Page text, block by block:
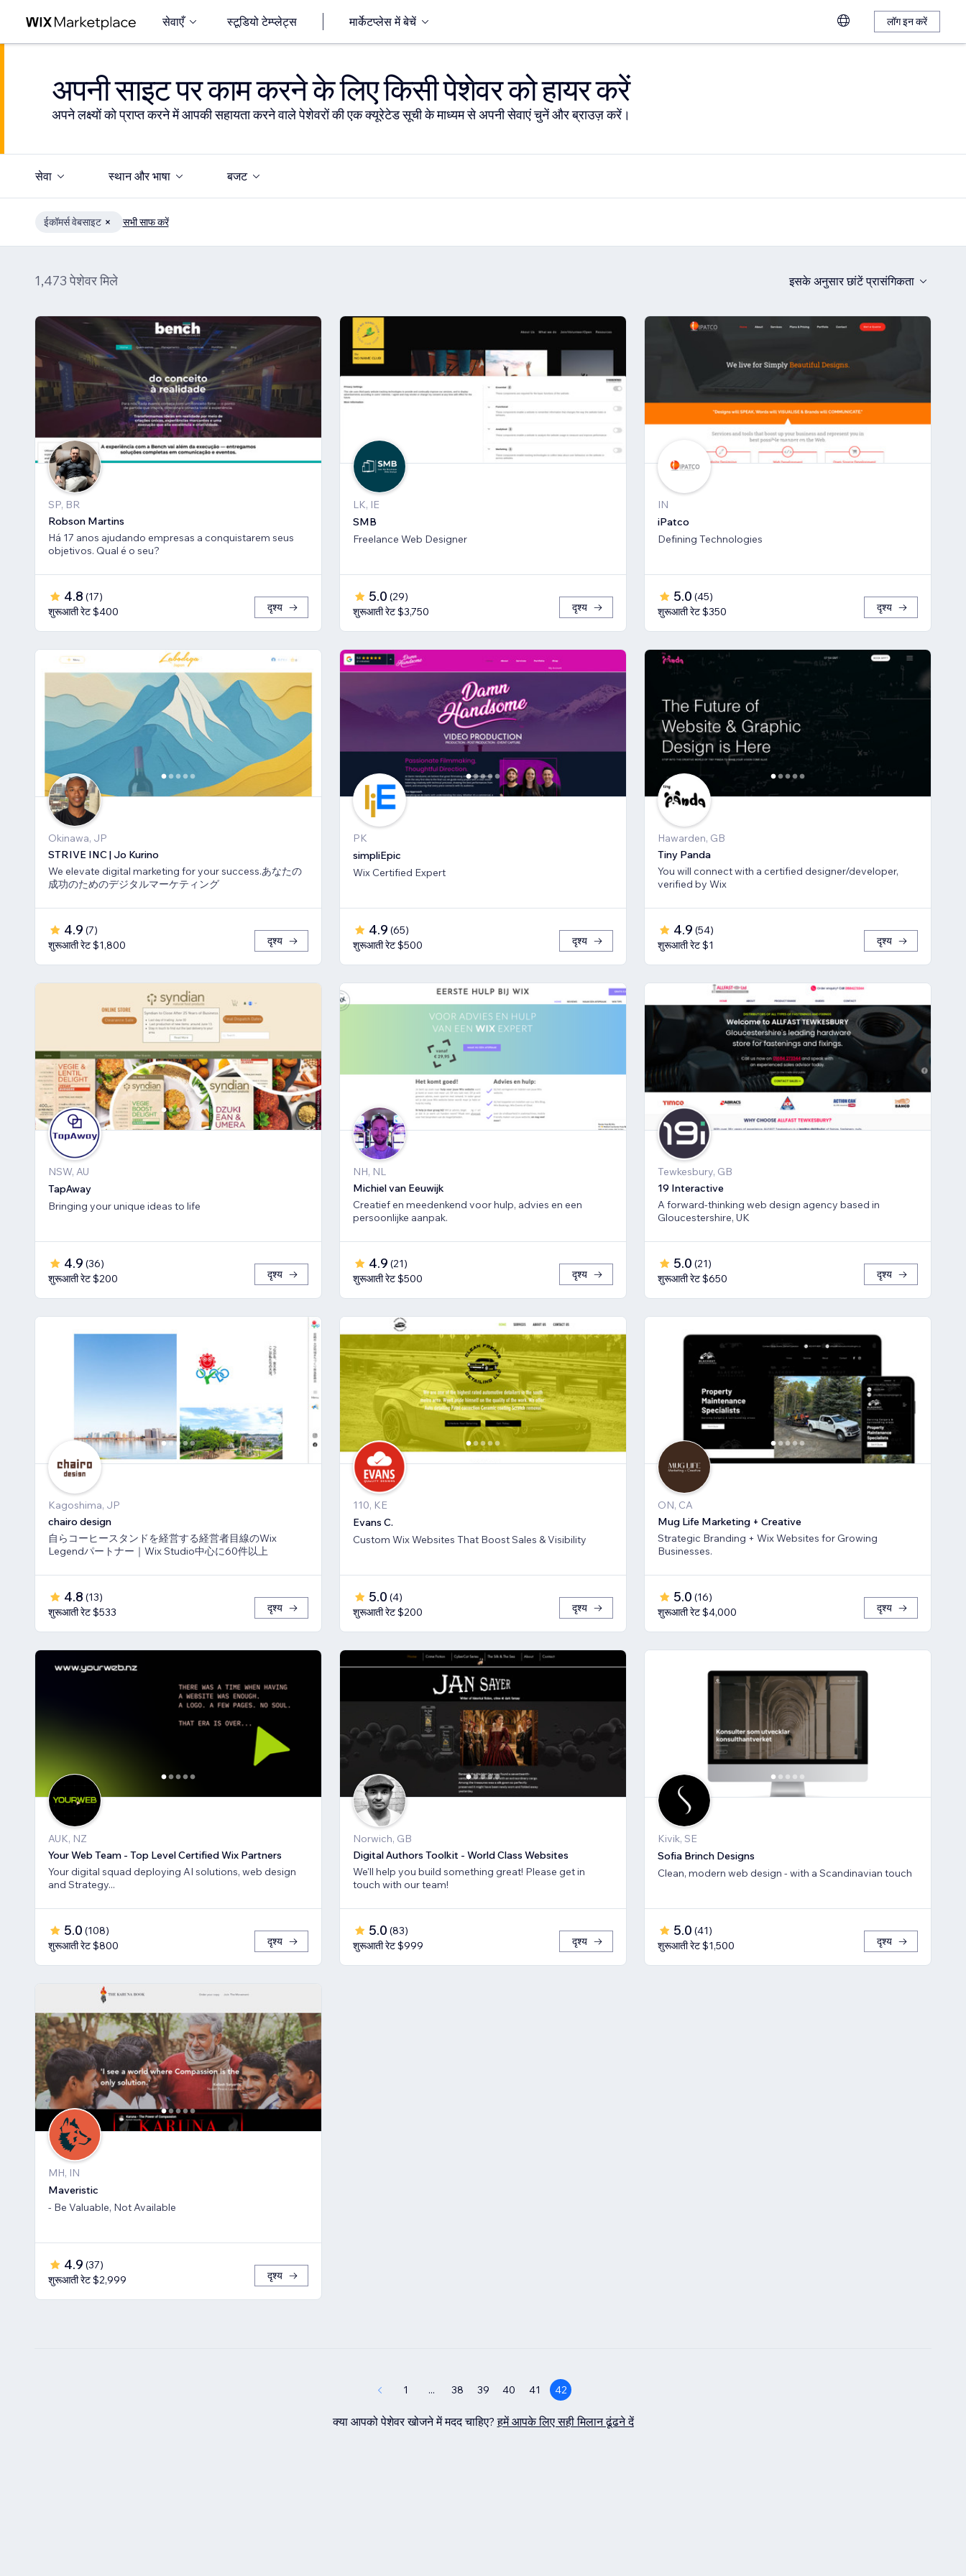
सेवाएँ स्टूडियो टेम्प्लेट्स मार्केटप्लेस में बेचें लॉग इन करें
अपनी साइट पर काम करने के लिए किसी पेशेवर को हायर करें
अपने लक्ष्यों को प्राप्त करने में आपकी सहायता करने वाले पेशेवरों की एक क्यूरेटेड सूची के माध्यम से अपनी सेवाएं चुनें और ब्राउज़ करें।
सेवा स्थान और भाषा बजट
ईकॉमर्स वेबसाइट सभी साफ करें
1,473 पेशेवर मिले इसके अनुसार छांटें प्रासंगिकता
SP, BR
Robson Martins
Há 17 anos ajudando empresas a conquistarem seus
objetivos. Qual é o seu?
4.8 (17)
शुरूआती रेट $400
दृश्य
LK, IE
SMB
Freelance Web Designer
5.0 (29)
शुरूआती रेट $3,750
दृश्य
IN
iPatco
Defining Technologies
5.0 (45)
शुरूआती रेट $350
दृश्य
Okinawa, JP
STRIVE INC | Jo Kurino
We elevate digital marketing for your success.あなたの
成功のためのデジタルマーケティング
4.9 (7)
शुरूआती रेट $1,800
दृश्य
PK
simpliEpic
Wix Certified Expert
4.9 (65)
शुरूआती रेट $500
दृश्य
Hawarden, GB
Tiny Panda
You will connect with a certified designer/developer,
verified by Wix
4.9 (54)
शुरूआती रेट $1
दृश्य
NSW, AU
TapAway
Bringing your unique ideas to life
4.9 (36)
शुरूआती रेट $200
दृश्य
NH, NL
Michiel van Eeuwijk
Creatief en meedenkend voor hulp, advies en een
persoonlijke aanpak.
4.9 (21)
शुरूआती रेट $500
दृश्य
Tewkesbury, GB
19 Interactive
A forward-thinking web design agency based in
Gloucestershire, UK
5.0 (21)
शुरूआती रेट $650
दृश्य
Kagoshima, JP
chairo design
自らコーヒースタンドを経営する経営者目線のWix
Legendパートナー｜Wix Studio中心に60件以上
4.8 (13)
शुरूआती रेट $533
दृश्य
110, KE
Evans C.
Custom Wix Websites That Boost Sales & Visibility
5.0 (4)
शुरूआती रेट $200
दृश्य
ON, CA
Mug Life Marketing + Creative
Strategic Branding + Wix Websites for Growing
Businesses.
5.0 (16)
शुरूआती रेट $4,000
दृश्य
AUK, NZ
Your Web Team - Top Level Certified Wix Partners
Your digital squad deploying AI solutions, web design
and Strategy...
5.0 (108)
शुरूआती रेट $800
दृश्य
Norwich, GB
Digital Authors Toolkit - World Class Websites
We'll help you build something great! Please get in
touch with our team!
5.0 (83)
शुरूआती रेट $999
दृश्य
Kivik, SE
Sofia Brinch Designs
Clean, modern web design - with a Scandinavian touch
5.0 (41)
शुरूआती रेट $1,500
दृश्य
MH, IN
Maveristic
- Be Valuable, Not Available
4.9 (37)
शुरूआती रेट $2,999
दृश्य
1 ... 38 39 40 41 42
क्या आपको पेशेवर खोजने में मदद चाहिए? हमें आपके लिए सही मिलान ढूंढने दें